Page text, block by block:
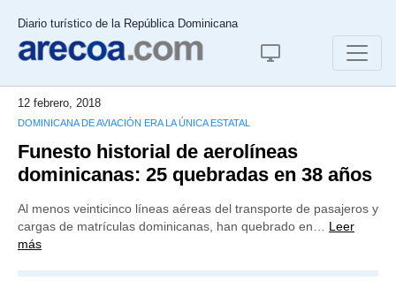
Diario turístico de la República Dominicana
12 febrero, 2018
DOMINICANA DE AVIACIÓN ERA LA ÚNICA ESTATAL
Funesto historial de aerolíneas
dominicanas: 25 quebradas en 38 años
Al menos veinticinco líneas aéreas del transporte de pasajeros y
cargas de matrículas dominicanas, han quebrado en… Leer
más